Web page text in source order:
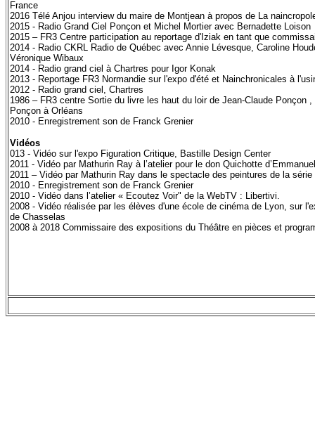
France
2016 Télé Anjou interview du maire de Montjean à propos de La
2015 - Radio Grand Ciel Ponçon et Michel Mortier avec Bernadette Loison
2015 – FR3 Centre participation au reportage d'Iziak en tant que
2014 - Radio CKRL Radio de Québec avec Annie Lévesque, Caroline
Véronique Wibaux
2014 - Radio grand ciel à Chartres pour Igor Konak
2013 - Reportage FR3 Normandie sur l'expo d'été et Nainchronicales à
2012 - Radio grand ciel, Chartres
1986 – FR3 centre Sortie du livre les haut du loir de Jean-Claude Ponçon
Ponçon à Orléans
2010 - Enregistrement son de Franck Grenier
Vidéos
013 - Vidéo sur l'expo Figuration Critique, Bastille Design Center
2011 - Vidéo par Mathurin Ray à l’atelier pour le don Quichotte
2011 – Vidéo par Mathurin Ray dans le spectacle des peintures de la
2010 - Enregistrement son de Franck Grenier
2010 - Vidéo dans l’atelier « Ecoutez Voir" de la WebTV : Libertivi.
2008 - Vidéo réalisée par les élèves d'une école de cinéma de Lyon, sur
de Chasselas
2008 à 2018 Commissaire des expositions du Théâtre en pièces et